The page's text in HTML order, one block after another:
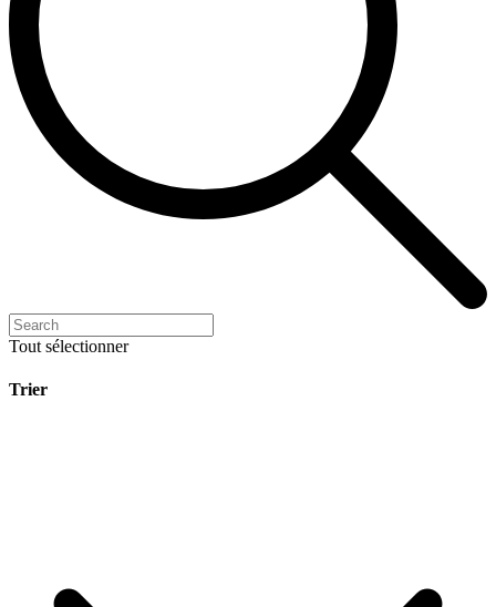
Tout sélectionner
Trier